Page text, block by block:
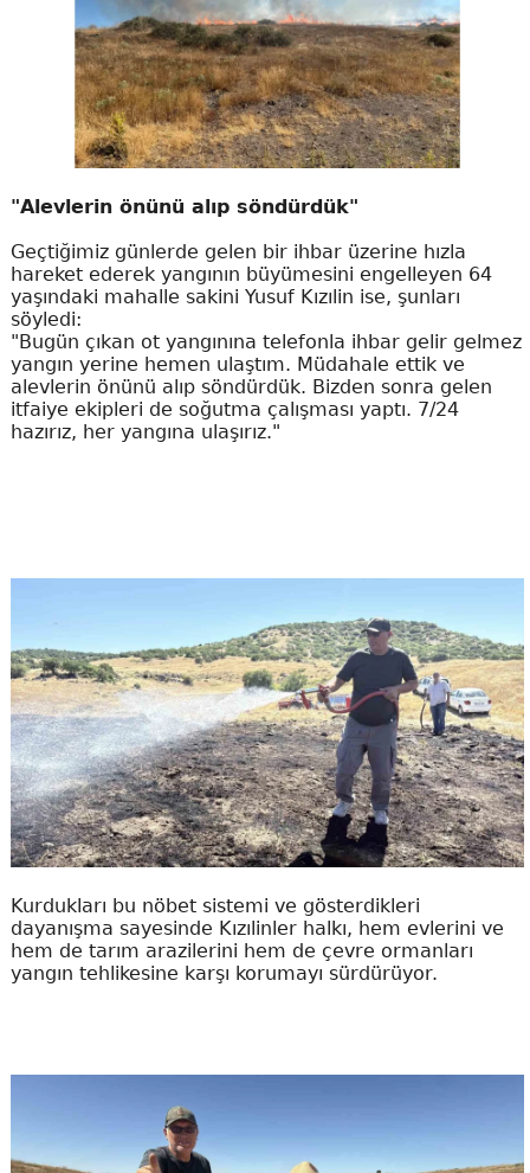
"Alevlerin önünü alıp söndürdük"
Geçtiğimiz günlerde gelen bir ihbar üzerine hızla
hareket ederek yangının büyümesini engelleyen 64
yaşındaki mahalle sakini Yusuf Kızılin ise, şunları
söyledi:
"Bugün çıkan ot yangınına telefonla ihbar gelir gelmez
yangın yerine hemen ulaştım. Müdahale ettik ve
alevlerin önünü alıp söndürdük. Bizden sonra gelen
itfaiye ekipleri de soğutma çalışması yaptı. 7/24
hazırız, her yangına ulaşırız."
Kurdukları bu nöbet sistemi ve gösterdikleri
dayanışma sayesinde Kızılinler halkı, hem evlerini ve
hem de tarım arazilerini hem de çevre ormanları
yangın tehlikesine karşı korumayı sürdürüyor.